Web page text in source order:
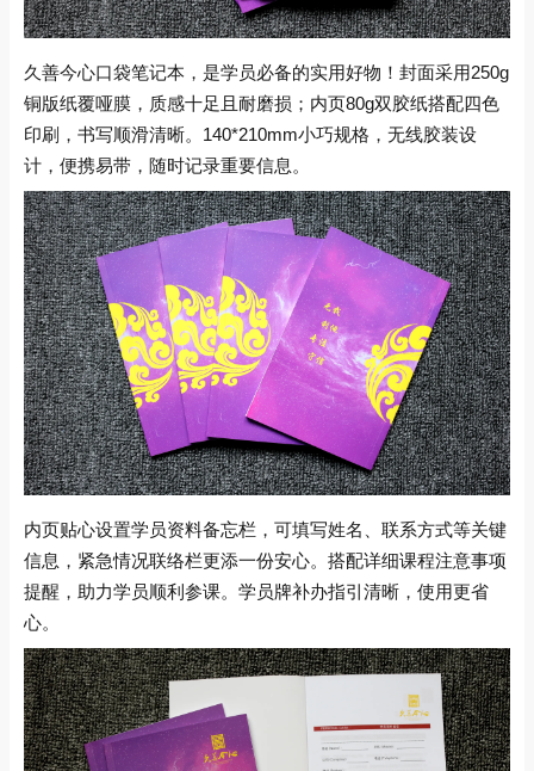
久善今心口袋笔记本，是学员必备的实用好物！封面采用250g
铜版纸覆哑膜，质感十足且耐磨损；内页80g双胶纸搭配四色
印刷，书写顺滑清晰。140*210mm小巧规格，无线胶装设
计，便携易带，随时记录重要信息。
内页贴心设置学员资料备忘栏，可填写姓名、联系方式等关键
信息，紧急情况联络栏更添一份安心。搭配详细课程注意事项
提醒，助力学员顺利参课。学员牌补办指引清晰，使用更省
心。